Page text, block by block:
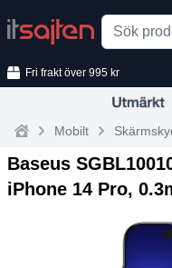
Search
Fri frakt över 995 kr
Mobilt
Baseus
iPhone 14 Pro,